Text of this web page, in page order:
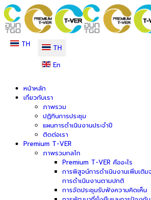
TH
TH
En
หน้าหลัก
เกี่ยวกับเรา
ภาพรวม
ปฏิทินการประชุม
แผนการดำเนินงานประจำปี
ติดต่อเรา
Premium T-VER
ภาพรวมกลไก
Premium T-VER คืออะไร
การพิสูจน์การดำเนินงานเพิ่มเติม
การดำเนินงานตามปกติ
การจัดประชุมรับฟังความคิดเห็น